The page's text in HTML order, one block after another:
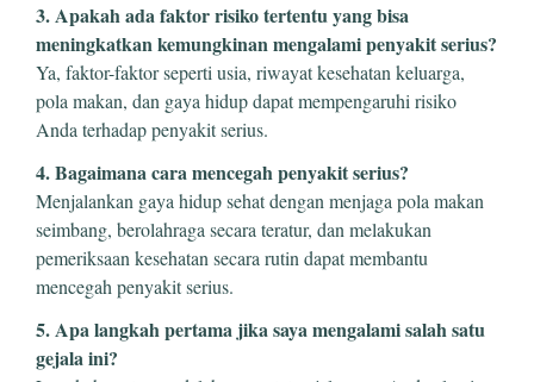
3. Apakah ada faktor risiko tertentu yang bisa
meningkatkan kemungkinan mengalami penyakit serius?
Ya, faktor-faktor seperti usia, riwayat kesehatan keluarga,
pola makan, dan gaya hidup dapat mempengaruhi risiko
Anda terhadap penyakit serius.
4. Bagaimana cara mencegah penyakit serius?
Menjalankan gaya hidup sehat dengan menjaga pola makan
seimbang, berolahraga secara teratur, dan melakukan
pemeriksaan kesehatan secara rutin dapat membantu
mencegah penyakit serius.
5. Apa langkah pertama jika saya mengalami salah satu
gejala ini?